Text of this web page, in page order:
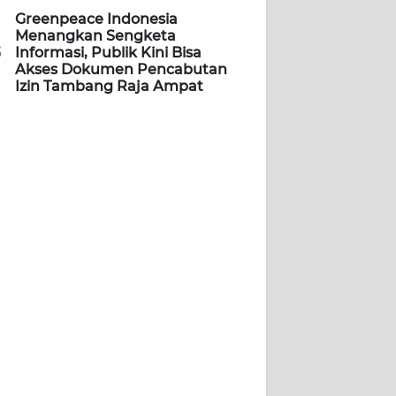
Greenpeace Indonesia
Menangkan Sengketa
Informasi, Publik Kini Bisa
Akses Dokumen Pencabutan
Izin Tambang Raja Ampat